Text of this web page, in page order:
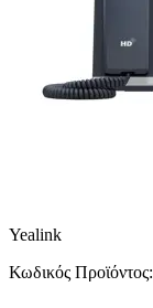
Yealink
Κωδικός Προϊόντος: